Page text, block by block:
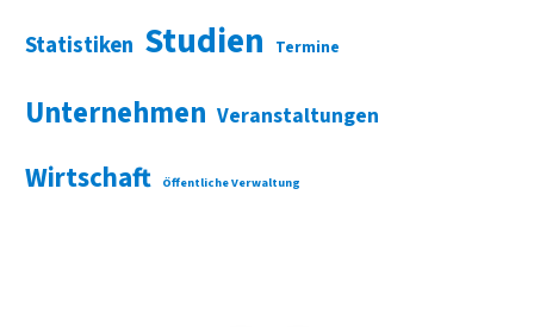
Statistiken Studien Termine
Unternehmen Veranstaltungen
Wirtschaft Öffentliche Verwaltung